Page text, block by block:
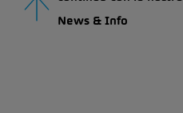
News & Info